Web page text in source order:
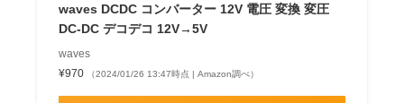
waves DCDC コンバーター 12V 電圧 変換 変圧
DC-DC デコデコ 12V→5V
waves
¥970
（2024/01/26 13:47時点 | Amazon調べ）